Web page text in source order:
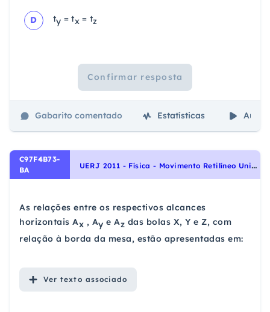
D ty = tx = tz
Confirmar resposta
Gabarito comentado Estatísticas Aulas
C97F4B73-
BA
U
ERJ 2011 - Física - Movimento Retilíneo Uniformemente Variado, Cinemática
As relações entre os respectivos alcances
horizontais Ax , Ay e Az das bolas X, Y e Z, com
relação à borda da mesa, estão apresentadas em:
Ver texto associado